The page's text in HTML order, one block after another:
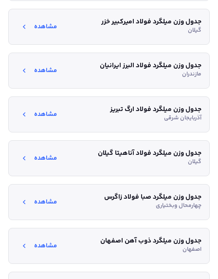
جدول وزن میلگرد فولاد امیرکبیر خزر
گیلان مشاهده
جدول وزن میلگرد فولاد البرز ایرانیان
مازندران مشاهده
جدول وزن میلگرد فولاد ارگ تبریز
آذربایجان شرقی مشاهده
جدول وزن میلگرد فولاد آناهیتا گیلان
گیلان مشاهده
جدول وزن میلگرد صبا فولاد زاگرس
چهارمحال وبختیاری مشاهده
جدول وزن میلگرد ذوب آهن اصفهان
اصفهان مشاهده